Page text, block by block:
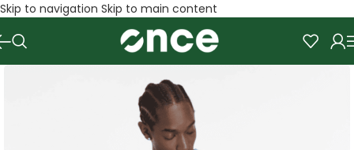
Skip to navigation Skip to main content